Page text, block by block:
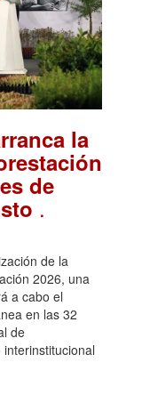
la
de
.
de la
2026, una
a cabo el
en las 32
de